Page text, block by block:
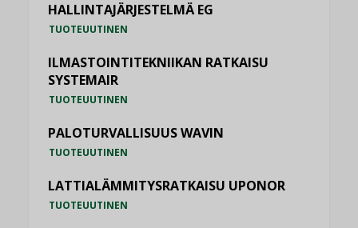
HALLINTAJÄRJESTELMÄ EG
TUOTEUUTINEN
ILMASTOINTITEKNIIKAN RATKAISU
SYSTEMAIR
TUOTEUUTINEN
PALOTURVALLISUUS WAVIN
TUOTEUUTINEN
LATTIALÄMMITYSRATKAISU UPONOR
TUOTEUUTINEN